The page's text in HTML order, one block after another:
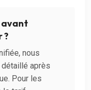
avant
?
nous
après
Pour les